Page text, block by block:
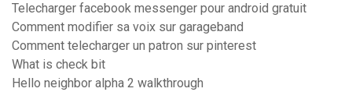
Telecharger facebook messenger pour android gratuit
Comment modifier sa voix sur garageband
Comment telecharger un patron sur pinterest
What is check bit
Hello neighbor alpha 2 walkthrough